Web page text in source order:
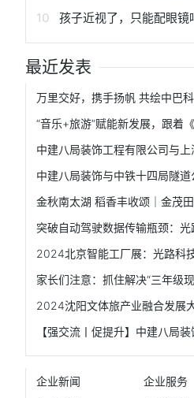
孩子近视了，只能配眼镜吗
最近发表
万里交好，携手扬帆 共绘中巴
“音乐+旅游”赋能新发展，跟着
中建八局装饰工程有限公司与
中建八局装饰与中铁十四局隧道
金秋南太湖 稻香丰收颂｜金茂
突破自动驾驶数据传输瓶颈：光
2024北京智能工厂展：光路科
家长们注意：抓住解决“三年级现
2024沈阳文体旅产业融合发展
【强交流丨促提升】中建八局
企业新闻
企业服务